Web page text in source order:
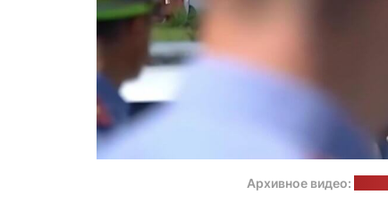
Архивное видео: